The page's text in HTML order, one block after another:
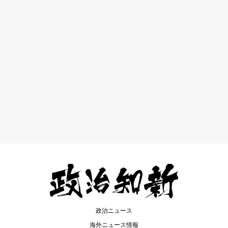
政治ニュース
海外ニュース情報